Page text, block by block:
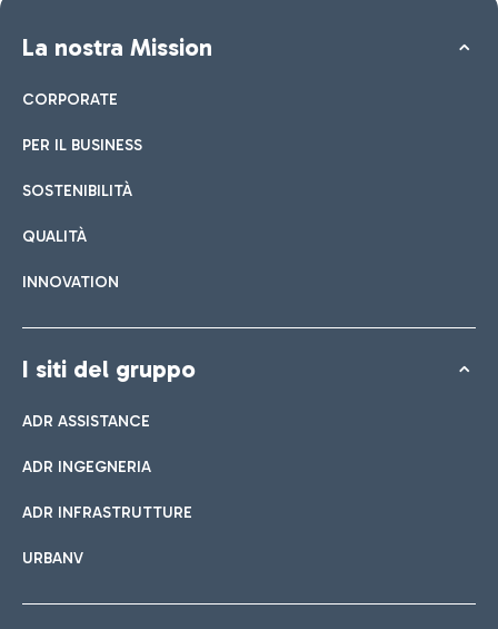
La nostra Mission
CORPORATE
PER IL BUSINESS
SOSTENIBILITÀ
QUALITÀ
INNOVATION
I siti del gruppo
ADR ASSISTANCE
ADR INGEGNERIA
ADR INFRASTRUTTURE
URBANV